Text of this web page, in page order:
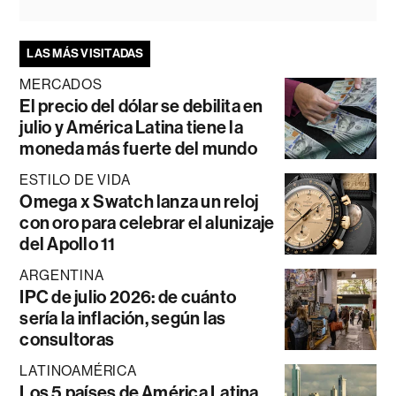
LAS MÁS VISITADAS
MERCADOS
El precio del dólar se debilita en
julio y América Latina tiene la
moneda más fuerte del mundo
ESTILO DE VIDA
Omega x Swatch lanza un reloj
con oro para celebrar el alunizaje
del Apollo 11
ARGENTINA
IPC de julio 2026: de cuánto
sería la inflación, según las
consultoras
LATINOAMÉRICA